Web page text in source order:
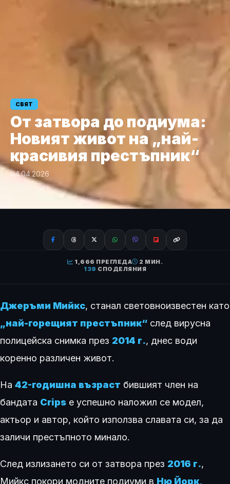
СВЯТ
От затвора до подиума:
Новият живот на „най-
красивия престъпник“
04.04.2026
1,666 ПРЕГЛЕДА
2 МИН.
139 СПОДЕЛЯНИЯ
Джеръми Мийкс, станал световноизвестен като
„най-горещият престъпник“ след вирусна
полицейска снимка през 2014 г., днес води
коренно различен живот.
На 42-годишна възраст бившият член на
бандата Crips е успешно наложил се модел,
актьор и автор, който използва славата си, за да
заличи престъпното минало.
След излизането си от затвора през 2016 г.,
Мийкс покори модните подиуми в Ню Йорк,